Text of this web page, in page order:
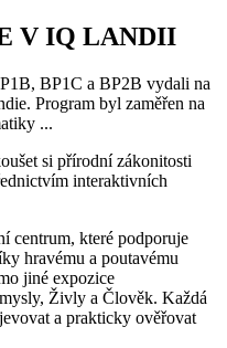
V IQ LANDII
BP1C a BP2B vydali na
Program byl zaměřen na
...
si přírodní zákonitosti
interaktivních
centrum, které podporuje
hravému a poutavému
jiné expozice
Živly a Člověk. Každá
a prakticky ověřovat